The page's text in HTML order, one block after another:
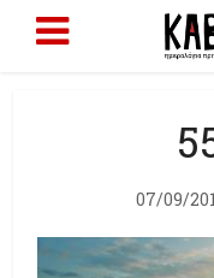
07/09/